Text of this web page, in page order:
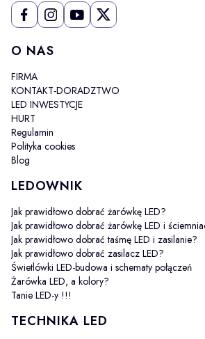
Linki w stopce
O NAS
FIRMA
KONTAKT-DORADZTWO
LED INWESTYCJE
HURT
Regulamin
Polityka cookies
Blog
LEDOWNIK
Jak prawidłowo dobrać żarówkę LED?
Jak prawidłowo dobrać żarówkę LED i
Jak prawidłowo dobrać taśmę LED i zasilanie?
Jak prawidłowo dobrać zasilacz LED?
Świetlówki LED-budowa i schematy połączeń
Żarówka LED, a kolory?
Tanie LED-y !!!
TECHNIKA LED